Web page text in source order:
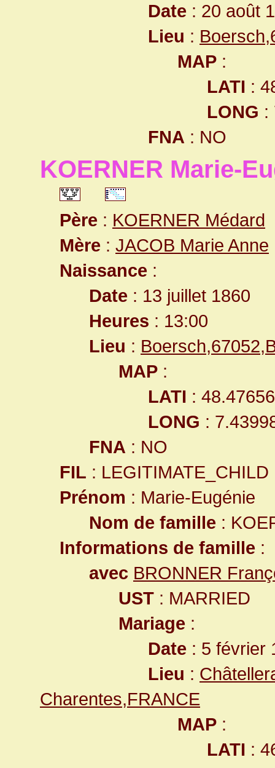
Date : 20 août
Lieu :
MAP :
LATI :
LONG :
FNA : NO
KOERNER Marie-
Père : KOERNER Médard
Mère : JACOB Marie Anne
Naissance :
Date : 13 juillet 1860
Heures : 13:00
Lieu :
MAP :
LATI :
LONG :
FNA : NO
FIL : LEGITIMATE_CHILD
Prénom : Marie-Eugénie
Nom de famille :
Informations de famille :
avec BRONNER
UST : MARRIED
Mariage :
Date : 5 février
Lieu :
Charentes,FRANCE
MAP :
LATI :